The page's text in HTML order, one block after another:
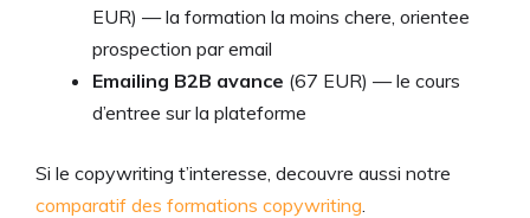
EUR) — la formation la moins chere, orientee
prospection par email
Emailing B2B avance (67 EUR) — le cours
d’entree sur la plateforme
Si le copywriting t’interesse, decouvre aussi notre
comparatif des formations copywriting